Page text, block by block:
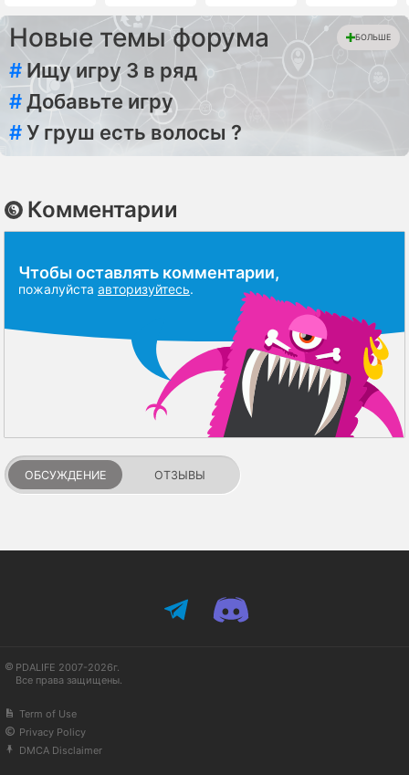
Новые темы форума БОЛЬШЕ
# Ищу игру 3 в ряд
#Добавьте игру
#У груш есть волосы ?
Комментарии
Чтобы оставлять комментарии,
пожалуйста авторизуйтесь.
ОБСУЖДЕНИЕ ОТЗЫВЫ
PDALIFE 2007-2026г.
Все права защищены.
Term of Use
Privacy Policy
DMCA Disclaimer